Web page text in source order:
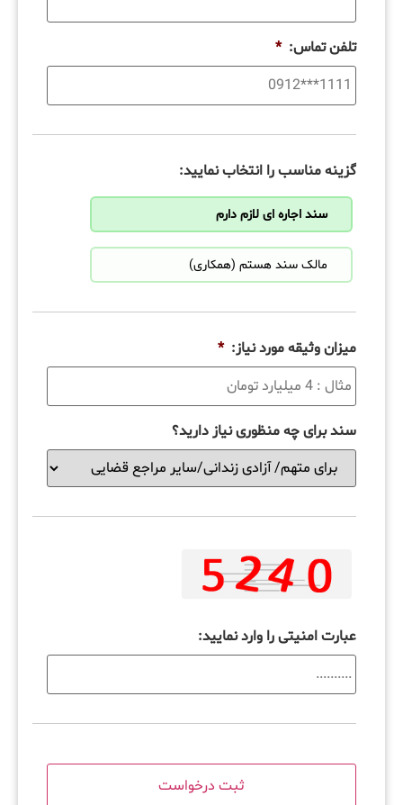
تلفن تماس: *
گزینه مناسب را انتخاب نمایید:
سند اجاره ای لازم دارم
مالک سند هستم (همکاری)
میزان وثیقه مورد نیاز: *
سند برای چه منظوری نیاز دارید؟
عبارت امنیتی را وارد نمایید: